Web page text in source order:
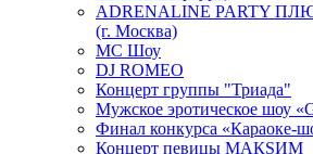
ADRENALINE PARTY
(г. Москва)
MC Шоу
DJ ROMEO
Концерт группы "Триада"
Мужское эротическое шоу
Финал конкурса «Караоке-
Концерт певицы МАКSИМ